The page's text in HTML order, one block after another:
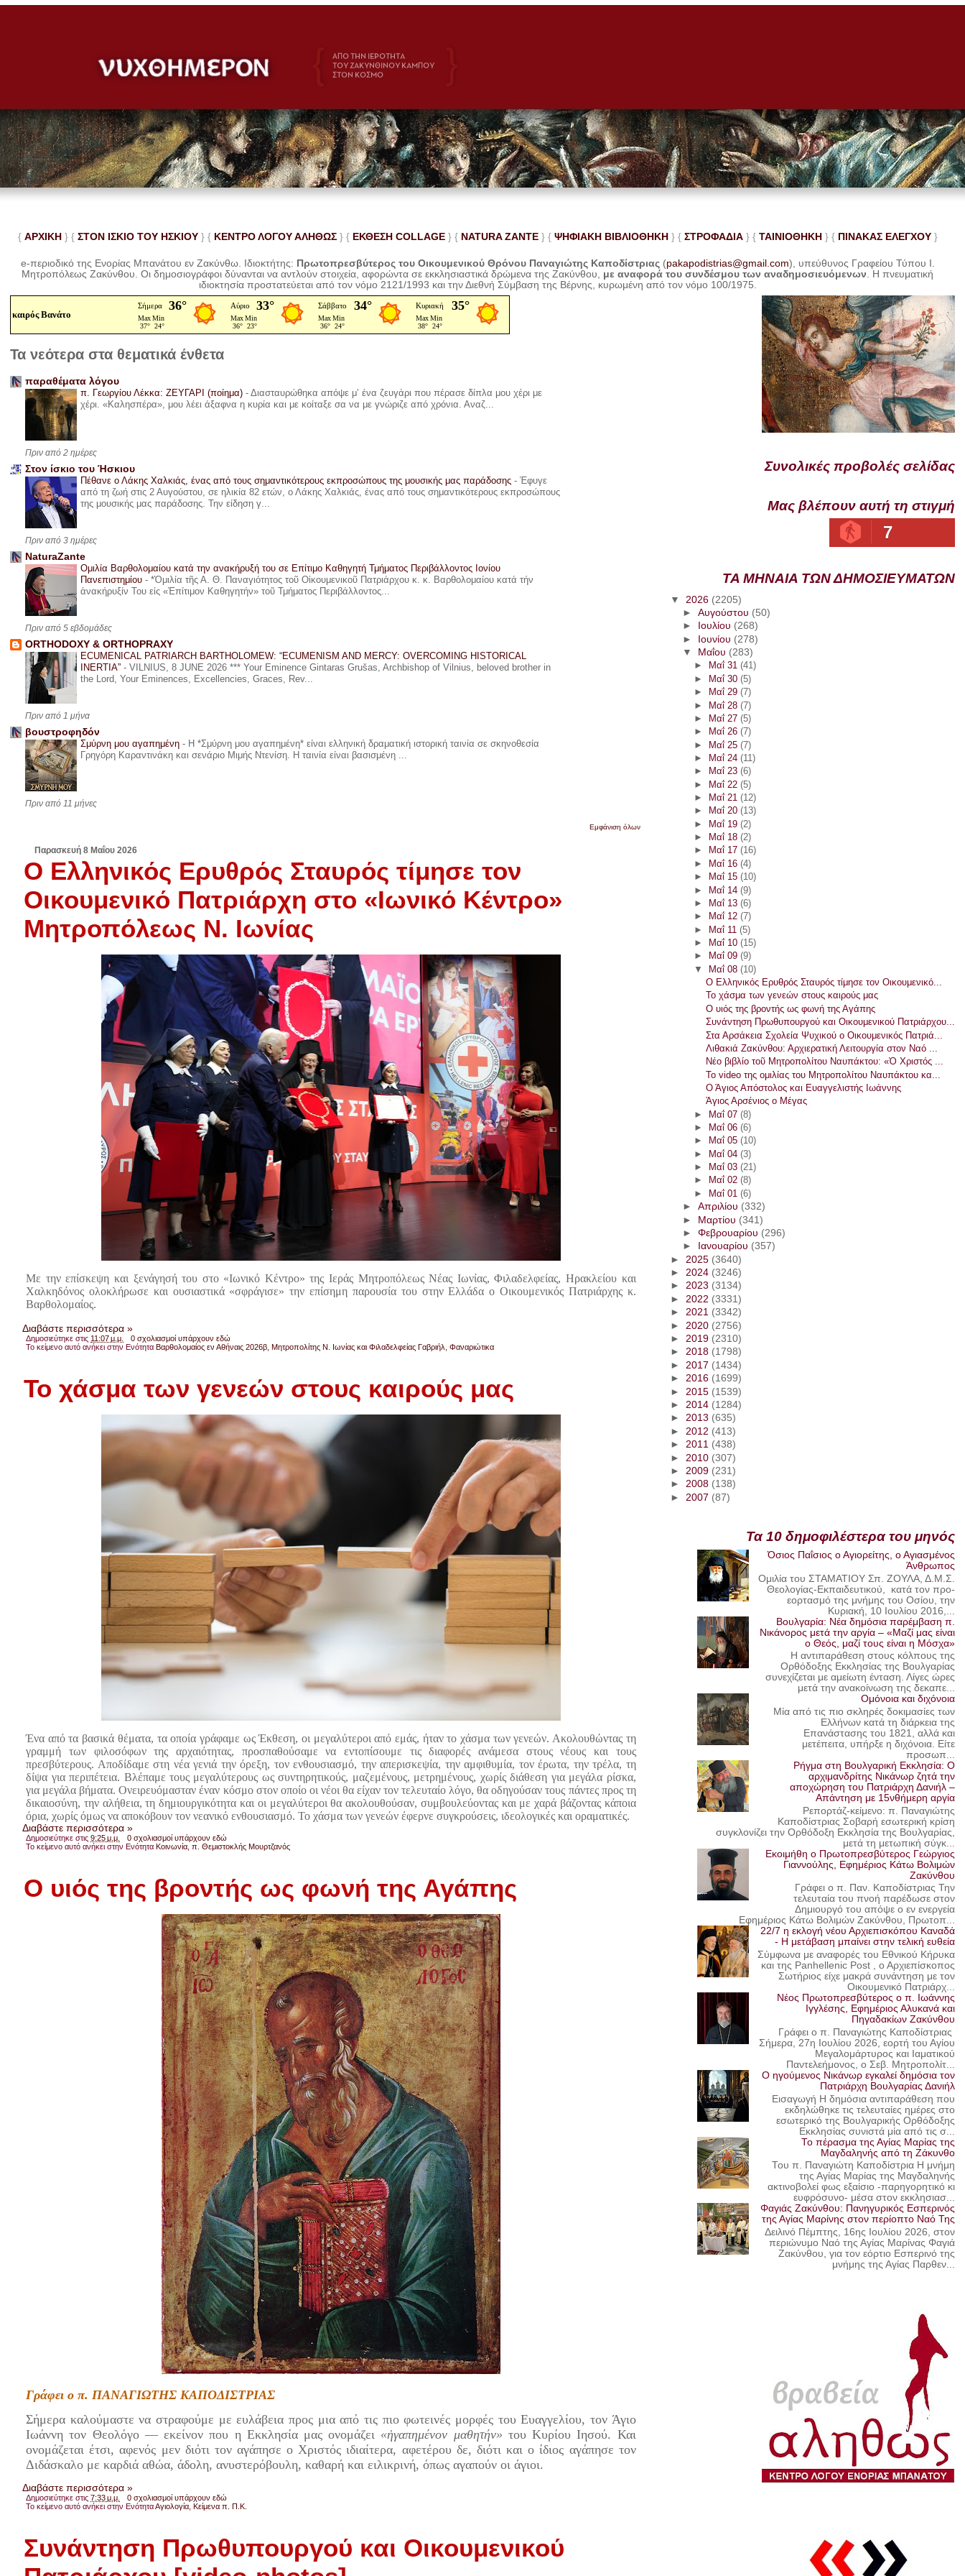
{ ΑΡΧΙΚΗ } { ΣΤΟΝ ΙΣΚΙΟ ΤΟΥ ΗΣΚΙΟΥ } { ΚΕΝΤΡΟ ΛΟΓΟΥ ΑΛΗΘΩΣ } { ΕΚΘΕΣΗ COLLAGE }{ NATURA ZANTE} { ΨΗΦΙΑΚΗ ΒΙΒΛΙΟΘΗΚΗ } { ΣΤΡΟΦΑΔΙΑ } { ΤΑΙΝΙΟΘΗΚΗ } { ΠΙΝΑΚΑΣ ΕΛΕΓΧΟΥ}
e-περιοδικό της Ενορίας Μπανάτου εν Ζακύνθω. Ιδιοκτήτης: Πρωτοπρεσβύτερος του Οικουμενικού Θρόνου Παναγιώτης Καποδίστριας (pakapodistrias@gmail.com), υπεύθυνος Γραφείου Τύπου Ι.
Μητροπόλεως Ζακύνθου.Οι δημοσιογράφοι δύνανται να αντλούν στοιχεία, αφορώντα σε εκκλησιαστικά δρώμενα της Ζακύνθου, με αναφορά του συνδέσμου των αναδημοσιευόμενων . Ηπνευματική
ιδιοκτησία προστατεύεται από τον νόμο 2121/1993 και την Διεθνή Σύμβαση της Βέρνης, κυρωμένη από τον νόμο 100/1975.
καιρός Βανάτο
Τα νεότερα στα θεματικά ένθετα
παραθέματα λόγου
π. Γεωργίου Λέκκα: ΖΕΥΓΑΡΙ (ποίημα) - Διασταυρώθηκα απόψε μ’ ένα ζευγάρι που πέρασε δίπλα μου χέρι με
χέρι. «Καλησπέρα», μου λέει άξαφνα η κυρία και με κοίταξε σα να με γνώριζε από χρόνια. Αναζ...
Πριν από 2 ημέρες
Στον ίσκιο του Ήσκιου
Πέθανε ο Λάκης Χαλκιάς, ένας από τους σημαντικότερους εκπροσώπους της μουσικής μας παράδοσης - Έφυγε
από τη ζωή στις 2 Αυγούστου, σε ηλικία 82 ετών, ο Λάκης Χαλκιάς, ένας από τους σημαντικότερους εκπροσώπους
της μουσικής μας παράδοσης. Την είδηση γ...
Πριν από 3 ημέρες
NaturaZante
Ομιλία Βαρθολομαίου κατά την ανακήρυξή του σε Επίτιμο Καθηγητή Τμήματος Περιβάλλοντος Ιονίου
Πανεπιστημίου - *Ὁμιλία τῆς Α. Θ. Παναγιότητος τοῦ Οἰκουμενικοῦ Πατριάρχου κ. κ. Βαρθολομαίου κατά τήν
ἀνακήρυξίν Του εἰς «Ἐπίτιμον Καθηγητήν» τοῦ Τμήματος Περιβάλλοντος...
Πριν από 5 εβδομάδες
ORTHODOXY & ORTHOPRAXY
ECUMENICAL PATRIARCH BARTHOLOMEW: “ECUMENISM AND MERCY: OVERCOMING HISTORICAL
INERTIA” - VILNIUS, 8 JUNE 2026 *** Your Eminence Gintaras Grušas, Archbishop of Vilnius, beloved brother in
the Lord, Your Eminences, Excellencies, Graces, Rev...
Πριν από 1 μήνα
βουστροφηδόν
Σμύρνη μου αγαπημένη - Η *Σμύρνη μου αγαπημένη* είναι ελληνική δραματική ιστορική ταινία σε σκηνοθεσία
Γρηγόρη Καραντινάκη και σενάριο Μιμής Ντενίση. Η ταινία είναι βασισμένη ...
Πριν από 11 μήνες
Εμφάνιση όλων
Παρασκευή 8 Μαΐου 2026
Ο Ελληνικός Ερυθρός Σταυρός τίμησε τον
Οικουμενικό Πατριάρχη στο «Ιωνικό Κέντρο»
Μητροπόλεως Ν. Ιωνίας
Με την επίσκεψη και ξενάγησή του στο «Ιωνικό Κέντρο» της Ιεράς Μητροπόλεως Νέας Ιωνίας, Φιλαδελφείας, Ηρακλείου και
Χαλκηδόνος ολοκλήρωσε και ουσιαστικά «σφράγισε» την επίσημη παρουσία του στην Ελλάδα ο Οικουμενικός Πατριάρχης κ.
Βαρθολομαίος.
Διαβάστε περισσότερα »
Δημοσιεύτηκε στις 11:07 μ.μ.
0 σχολιασμοί υπάρχουν εδώ
Το κείμενο αυτό ανήκει στην Ενότητα Βαρθολομαίος εν Αθήναις 2026β Μητροπολίτης Ν. Ιωνίας και Φιλαδελφείας Γαβριήλ ,Φαναριώτικα
Το χάσμα των γενεών στους καιρούς μας
Ένα από τα βασικά θέματα, τα οποία γράφαμε ως Έκθεση, οι μεγαλύτεροι από εμάς, ήταν το χάσμα των γενεών. Ακολουθώντας τη
γραμμή των φιλοσόφων της αρχαιότητας, προσπαθούσαμε να εντοπίσουμε τις διαφορές ανάμεσα στους νέους και τους
πρεσβύτερους. Αποδίδαμε στη νέα γενιά την όρεξη, τον ενθουσιασμό, την απερισκεψία, την αμφιθυμία, τον έρωτα, την τρέλα, τη
δίψα για περιπέτεια. Βλέπαμε τους μεγαλύτερους ως συντηρητικούς, μαζεμένους, μετρημένους, χωρίς διάθεση για μεγάλα ρίσκα,
για μεγάλα βήματα. Ονειρευόμασταν έναν κόσμο στον οποίο οι νέοι θα είχαν τον τελευταίο λόγο, θα οδηγούσαν τους πάντες προς τη
δικαιοσύνη, την αλήθεια, τη δημιουργικότητα και οι μεγαλύτεροι θα ακολουθούσαν, συμβουλεύοντας και με χαρά βάζοντας κάποια
όρια, χωρίς όμως να αποκόβουν τον νεανικό ενθουσιασμό. Το χάσμα των γενεών έφερνε συγκρούσεις, ιδεολογικές και οραματικές.
Διαβάστε περισσότερα »
Δημοσιεύτηκε στις9:25 μ.μ.
0 σχολιασμοί υπάρχουν εδώ
Το κείμενο αυτό ανήκει στην Ενότητα Κοινωνία,π. Θεμιστοκλής Μουρτζανός
Ο υιός της βροντής ως φωνή της Αγάπης
Γράφει ο π. ΠΑΝΑΓΙΩΤΗΣ ΚΑΠΟΔΙΣΤΡΙΑΣ
Σήμερα καλούμαστε να στραφούμε με ευλάβεια προς μια από τις πιο φωτεινές μορφές του Ευαγγελίου, τον Άγιο
Ιωάννη τον Θεολόγο — εκείνον που η Εκκλησία μας ονομάζει «ἠγαπημένον μαθητήν» του Κυρίου Ιησού. Και
ονομάζεται έτσι, αφενός μεν διότι τον αγάπησε ο Χριστός ιδιαίτερα, αφετέρου δε, διότι και ο ίδιος αγάπησε τον
Διδάσκαλο με καρδιά αθώα, άδολη, ανυστερόβουλη, καθαρή και ειλικρινή, όπως αγαπούν οι άγιοι.
Διαβάστε περισσότερα »
Δημοσιεύτηκε στις7:33 μ.μ.
0 σχολιασμοί υπάρχουν εδώ
Το κείμενο αυτό ανήκει στην ΕνότηταΑγιολογία ,Κείμενα π. Π.Κ.
Συνάντηση Πρωθυπουργού και Οικουμενικού
Συνολικές προβολές σελίδας
Μας βλέπουν αυτή τη στιγμή
7
ΤΑ ΜΗΝΑΙΑ ΤΩΝ ΔΗΜΟΣΙΕΥΜΑΤΩΝ
▼ 2026 (2205)
► Αυγούστου (50)
►
Ιουλίου (268)
► Ιουνίου (278)
▼
Μαΐου (283)
►
Μαΐ 31 (41)
►
Μαΐ 30 (5)
►
Μαΐ 29 (7)
► Μαΐ 28 (7)
►
Μαΐ 27 (5)
►
Μαΐ 26 (7)
► Μαΐ 25 (7)
►
Μαΐ 24 (11)
►
Μαΐ 23 (6)
► Μαΐ 22 (5)
►
Μαΐ 21 (12)
►
Μαΐ 20 (13)
►
Μαΐ 19 (2)
►
Μαΐ 18 (2)
►
Μαΐ 17 (16)
►
Μαΐ 16 (4)
►
Μαΐ 15 (10)
► Μαΐ 14 (9)
►
Μαΐ 13 (6)
►
Μαΐ 12 (7)
► Μαΐ 11 (5)
►
Μαΐ 10 (15)
►
Μαΐ 09 (9)
▼ Μαΐ 08 (10)
Ο Ελληνικός Ερυθρός Σταυρός τίμησε τον Οικουμενικό...
Το χάσμα των γενεών στους καιρούς μας
Ο υιός της βροντής ως φωνή της Αγάπης
Συνάντηση Πρωθυπουργού και Οικουμενικού Πατριάρχου...
Στα Αρσάκεια Σχολεία Ψυχικού ο Οικουμενικός Πατριά...
Λιθακιά Ζακύνθου: Αρχιερατική Λειτουργία στον Ναό ...
Νέο βιβλίο τοῦ Μητροπολίτου Ναυπάκτου: «Ὁ Χριστός ...
Το video της ομιλίας του Μητροπολίτου Ναυπάκτου κα...
Ο Άγιος Απόστολος και Ευαγγελιστής Ιωάννης
Άγιος Αρσένιος ο Μέγας
► Μαΐ 07 (8)
►
Μαΐ 06 (6)
►
Μαΐ 05 (10)
► Μαΐ 04 (3)
►
Μαΐ 03 (21)
►
Μαΐ 02 (8)
►
Μαΐ 01 (6)
► Απριλίου (332)
► Μαρτίου (341)
► Φεβρουαρίου (296)
►
Ιανουαρίου (357)
► 2025 (3640)
►2024 (3246)
►2023 (3134)
► 2022 (3331)
►2021 (3342)
► 2020 (2756)
►2019 (2310)
►2018 (1798)
► 2017 (1434)
►2016 (1699)
► 2015 (1539)
►2014 (1284)
►2013 (635)
► 2012 (413)
►2011 (438)
► 2010 (307)
► 2009 (231)
►2008 (138)
► 2007 (87)
Τα 10 δημοφιλέστερα του μηνός
Όσιος Παΐσιος ο Αγιορείτης, ο Αγιασμένος
Άνθρωπος
Ομιλία του ΣΤΑΜΑΤΙΟΥ Σπ. ΖΟΥΛΑ, Δ.Μ.Σ.
Θεολογίας-Εκπαιδευτικού, κατά τον προ-
εορτασμό της μνήμης του Οσίου, την
Κυριακή, 10 Ιουλίου 2016,...
Βουλγαρία: Νέα δημόσια παρέμβαση π.
Νικάνορος μετά την αργία – «Μαζί μας είναι
ο Θεός, μαζί τους είναι η Μόσχα»
Η αντιπαράθεση στους κόλπους της
Ορθόδοξης Εκκλησίας της Βουλγαρίας
συνεχίζεται με αμείωτη ένταση. Λίγες ώρες
μετά την ανακοίνωση της δεκαπε...
Ομόνοια και διχόνοια
Μία από τις πιο σκληρές δοκιμασίες των
Ελλήνων κατά τη διάρκεια της
Επανάστασης του 1821, αλλά και
μετέπειτα, υπήρξε η διχόνοια. Είτε
προσωπ...
Ρήγμα στη Βουλγαρική Εκκλησία: Ο
αρχιμανδρίτης Νικάνωρ ζητά την
αποχώρηση του Πατριάρχη Δανιήλ –
Απάντηση με 15νθήμερη αργία
Ρεπορτάζ-κείμενο: π. Παναγιώτης
Καποδίστριας Σοβαρή εσωτερική κρίση
συγκλονίζει την Ορθόδοξη Εκκλησία της Βουλγαρίας,
μετά τη μετωπική σύγκ...
Εκοιμήθη ο Πρωτοπρεσβύτερος Γεώργιος
Γιαννούλης, Εφημέριος Κάτω Βολιμών
Ζακύνθου
Γράφει ο π. Παν. Καποδίστριας Την
τελευταία του πνοή παρέδωσε στον
Δημιουργό του απόψε ο εν ενεργεία
Εφημέριος Κάτω Βολιμών Ζακύνθου, Πρωτοπ...
22/7 η εκλογή νέου Αρχιεπισκόπου Καναδά
- Η μετάβαση μπαίνει στην τελική ευθεία
Σύμφωνα με αναφορές του Εθνικού Κήρυκα
και της Panhellenic Post , ο Αρχιεπίσκοπος
Σωτήριος είχε μακρά συνάντηση με τον
Οικουμενικό Πατριάρχ...
Νέος Πρωτοπρεσβύτερος ο π. Ιωάννης
Ιγγλέσης, Εφημέριος Αλυκανά και
Πηγαδακίων Ζακύνθου
Γράφει ο π. Παναγιώτης Καποδίστριας
Σήμερα, 27η Ιουλίου 2026, εορτή του Αγίου
Μεγαλομάρτυρος και Ιαματικού
Παντελεήμονος, ο Σεβ. Μητροπολίτ...
Ο ηγούμενος Νικάνωρ εγκαλεί δημόσια τον
Πατριάρχη Βουλγαρίας Δανιήλ
Εισαγωγή Η δημόσια αντιπαράθεση που
εκδηλώθηκε τις τελευταίες ημέρες στο
εσωτερικό της Βουλγαρικής Ορθόδοξης
Εκκλησίας συνιστά μία από τις σ...
Το πέρασμα της Αγίας Μαρίας της
Μαγδαληνής από τη Ζάκυνθο
Του π. Παναγιώτη Καποδίστρια Η μνήμη
της Αγίας Μαρίας της Μαγδαληνής
ακτινοβολεί φως εξαίσιο -παρηγορητικό κι
ευφρόσυνο- μέσα στον εκκλησιασ...
Φαγιάς Ζακύνθου: Πανηγυρικός Εσπερινός
της Αγίας Μαρίνης στον περίοπτο Ναό Της
Δειλινό Πέμπτης, 16ης Ιουλίου 2026, στον
περιώνυμο Ναό της Αγίας Μαρίνας Φαγιά
Ζακύνθου, για τον εόρτιο Εσπερινό της
μνήμης της Αγίας Παρθεν...